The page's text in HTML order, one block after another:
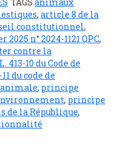
, article 8 de la
constitutionnel,
n° 2024-1121 QPC,
contre la
413-10 du Code de
du code de
, principe
, principe
de la République,